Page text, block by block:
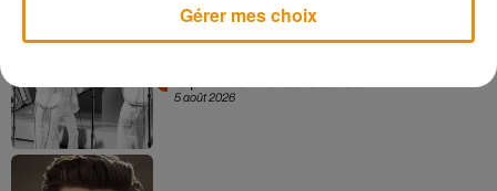
5 août 2026
Gérer mes choix